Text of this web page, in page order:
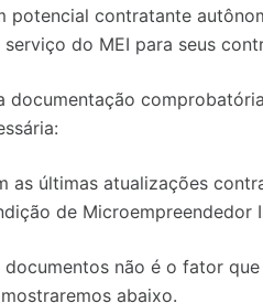
potencial contratante
do MEI para seus
documentação
as últimas atualizações
de Microempreendedor
não é o fator
abaixo.